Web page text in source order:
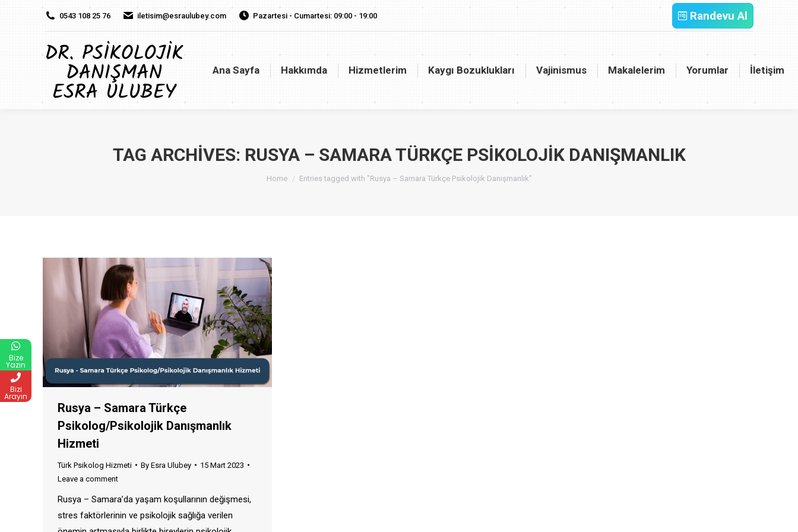
0543 108 25 76 iletisim@esraulubey.com Pazartesi - Cumartesi: 09:00 - 19:00 Randevu Al
Ana Sayfa Hakkımda Hizmetlerim Kaygı Bozuklukları Vajinismus Makalelerim Yorumlar İletişim
TAG ARCHIVES: RUSYA – SAMARA TÜRKÇE PSIKOLOJIK DANIŞMANLIK
You are here:
Home Entries tagged with "Rusya – Samara Türkçe Psikolojik Danışmanlık"
Rusya – Samara Türkçe
Psikolog/Psikolojik Danışmanlık
Hizmeti
Türk Psikolog Hizmeti By Esra Ulubey
15 Mart 2023
Leave a comment
Rusya – Samara’da yaşam koşullarının değişmesi,
stres faktörlerinin ve psikolojik sağlığa verilen
Bize
Yazın
Bizi
Arayın
Ana Sayfa Yorumlar İletişim